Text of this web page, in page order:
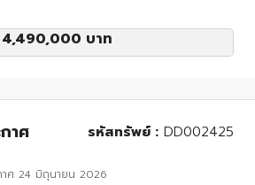
4,490,000 บาท
าศ รหัสทรัพย์ : DD002425
ศ 24 มิถุนายน 2026